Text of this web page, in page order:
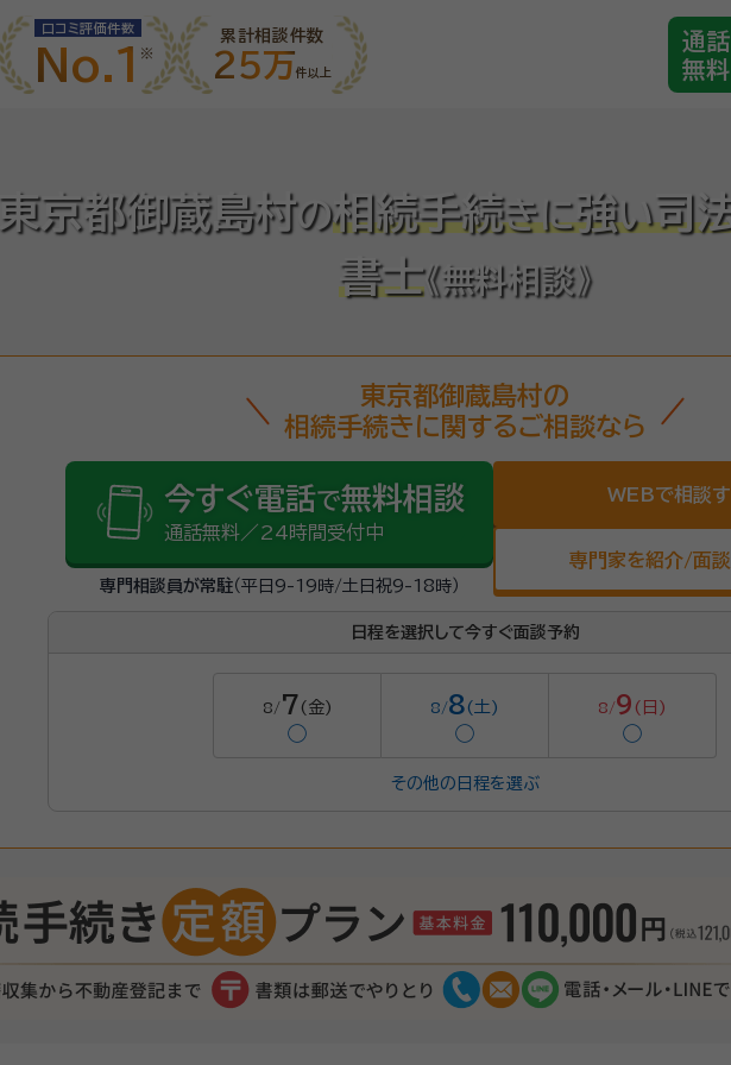
口コミ評価件数
No.1
累計相談件数
25万件以上
通話
無料
東京都御蔵島村の相続手続きに強い司
書士《無料相談》
東京都御蔵島村の
相続手続きに関するご相談なら
今すぐ電話で無料相談
通話無料／24時間受付中
専門相談員が常駐（平日9-19時/土日祝9-18時）
WEBで相談
専門家を紹介/面
日程を選択して今すぐ面談予約
8/7 (金)
◯
8/8(土)
◯
8/9 (日)
◯
その他の日程を選ぶ